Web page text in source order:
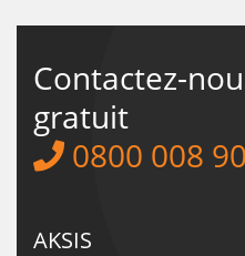
Contactez-
gratuit
0800 008
AKSIS